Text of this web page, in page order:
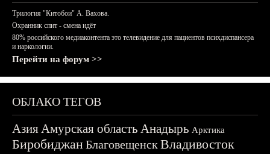
Трилогия "Китобои" А. Вахова.
Охранник спит - смена идёт
80% российского медиаконтента это телевидение для пациентов психдиспансера
и наркологии.
Перейти на форум >>
ОБЛАКО ТЕГОВ
АзияАмурская область Анадырь Арктика
БиробиджанБлаговещенскВладивосток